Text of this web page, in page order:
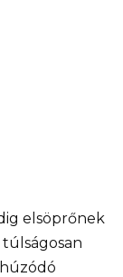
elsöprőnek